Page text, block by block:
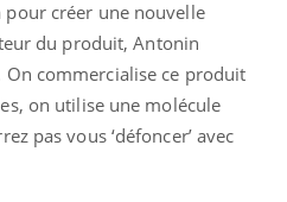
pour créer une nouvelle
du produit, Antonin
On commercialise ce produit
on utilise une molécule
pas vous ‘défoncer’ avec